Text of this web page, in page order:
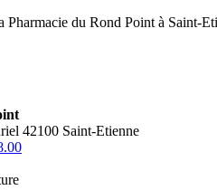
Pharmacie du Rond Point à Saint-
42100 Saint-Etienne